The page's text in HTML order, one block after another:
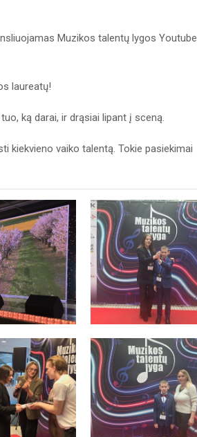
Muzikos talentų lygos Youtube
laureatų!
ką darai, ir drąsiai lipant į sceną.
kiekvieno vaiko talentą. Tokie pasiekimai